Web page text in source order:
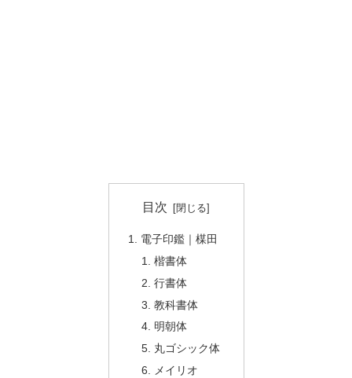
目次
電子印鑑｜楳田
楷書体
行書体
教科書体
明朝体
丸ゴシック体
メイリオ